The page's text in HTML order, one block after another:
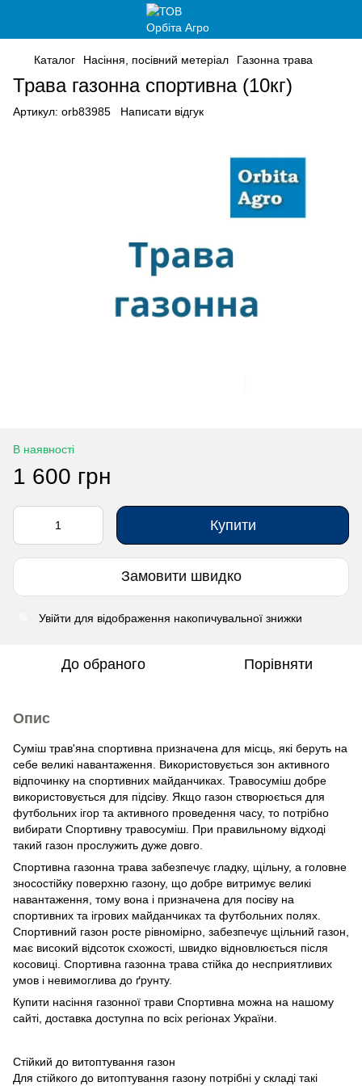
Каталог Насіння, посівний метеріал Газонна трава
Трава газонна спортивна (10кг)
Артикул: orb83985 Написати відгук
В наявності
1 600 грн
Купити
Замовити швидко
Увійти для відображення накопичувальної знижки
До обраного Порівняти
Опис
Суміш трав'яна спортивна призначена для місць, які беруть на
себе великі навантаження. Використовується зон активного
відпочинку на спортивних майданчиках. Травосуміш добре
використовується для підсіву. Якщо газон створюється для
футбольних ігор та активного проведення часу, то потрібно
вибирати Спортивну травосуміш. При правильному відході
такий газон прослужить дуже довго.
Спортивна газонна трава забезпечує гладку, щільну, а головне
зносостійку поверхню газону, що добре витримує великі
навантаження, тому вона і призначена для посіву на
спортивних та ігрових майданчиках та футбольних полях.
Спортивний газон росте рівномірно, забезпечує щільний газон,
має високий відсоток схожості, швидко відновлюється після
косовиці. Спортивна газонна трава стійка до несприятливих
умов і невимоглива до ґрунту.
Купити насіння газонної трави Спортивна можна на нашому
сайті, доставка доступна по всіх регіонах України.
Стійкий до витоптування газон
Для стійкого до витоптування газону потрібні у складі такі